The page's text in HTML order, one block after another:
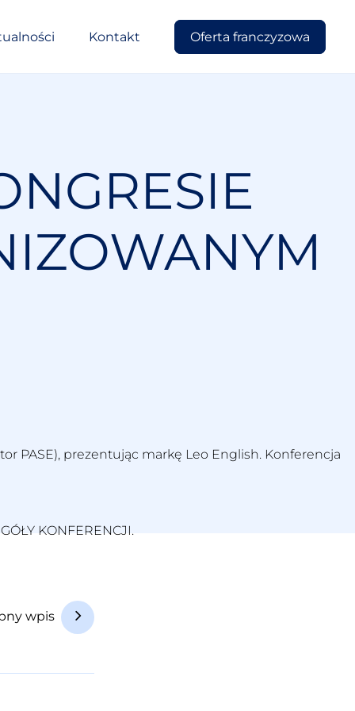
Kontakt Oferta franczyzowa
PASE), prezentując markę Leo English. Konferencja
KONFERENCJI.
wpis